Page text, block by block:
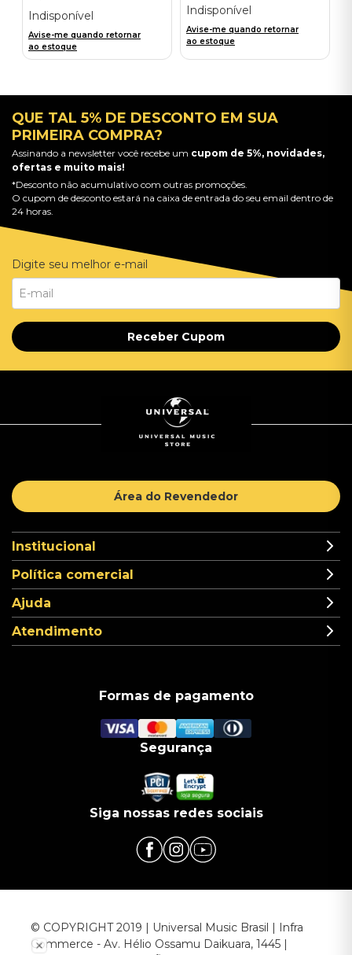
Indisponível
Avise-me quando retornar
ao estoque
Indisponível
Avise-me quando retornar
ao estoque
QUE TAL 5% DE DESCONTO EM SUA
PRIMEIRA COMPRA?
Assinando a newsletter você recebe um cupom de 5%, novidades,
ofertas e muito mais!
*Desconto não acumulativo com outras promoções.
O cupom de desconto estará na caixa de entrada do seu email dentro de
24 horas.
Digite seu melhor e-mail
Receber Cupom
Área do Revendedor
Institucional
Política comercial
Ajuda
Atendimento
Formas de pagamento
Segurança
Siga nossas redes sociais
© COPYRIGHT 2019 | Universal Music Brasil | Infra
Commerce - Av. Hélio Ossamu Daikuara, 1445 |